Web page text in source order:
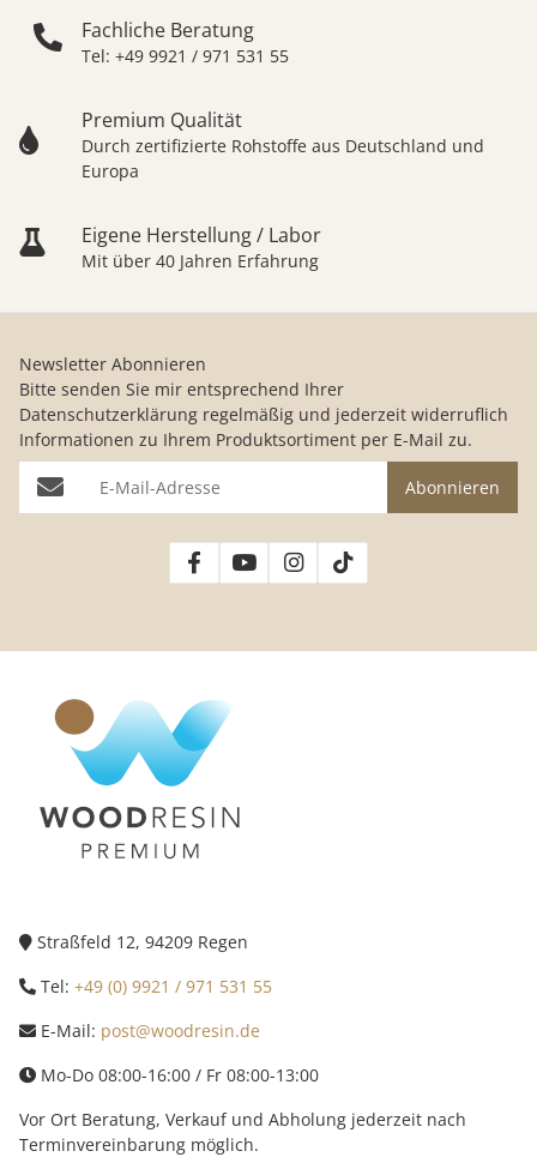
Fachliche Beratung
Tel: +49 9921 / 971 531 55
Premium Qualität
Durch zertifizierte Rohstoffe aus Deutschland und
Europa
Eigene Herstellung / Labor
Mit über 40 Jahren Erfahrung
Newsletter Abonnieren
Bitte senden Sie mir entsprechend Ihrer
Datenschutzerklärung regelmäßig und jederzeit widerruflich
Informationen zu Ihrem Produktsortiment per E-Mail zu.
E-Mail-Adresse Abonnieren
Straßfeld 12, 94209 Regen
Tel: +49 (0) 9921 / 971 531 55
E-Mail: post@woodresin.de
Mo-Do 08:00-16:00 / Fr 08:00-13:00
Vor Ort Beratung, Verkauf und Abholung jederzeit nach
Terminvereinbarung möglich.